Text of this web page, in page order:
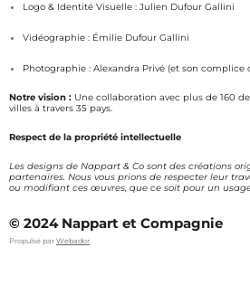
m
Logo & Identité Visuelle : Julien Dufour Gallini
Vidéographie : Émilie Dufour Gallini
Photographie : Alexandra Privé (et son
Notre vision : Une collaboration avec plus de 160
villes à travers 35 pays.
Respect de la propriété intellectuelle
Les designs de Nappart & Co sont des créations
partenaires. Nous vous prions de respecter leur
ou modifiant ces œuvres, que ce soit pour un
© 2024 Nappart et Compagnie
Propulsé par Webador